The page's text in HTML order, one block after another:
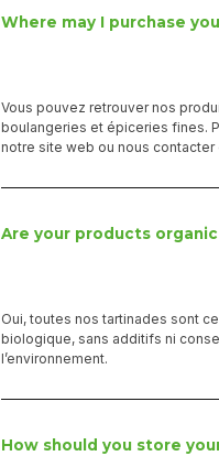
Where may I purchase
Vous pouvez retrouver nos
boulangeries et épiceries fines.
notre site web ou nous
Are your products
Oui, toutes nos tartinades sont
biologique, sans additifs ni
l’environnement.
How should you store